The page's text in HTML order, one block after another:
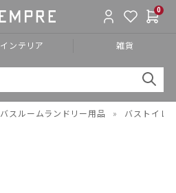
0
インテリア 雑貨
バスルームランドリー用品 » バストイレ